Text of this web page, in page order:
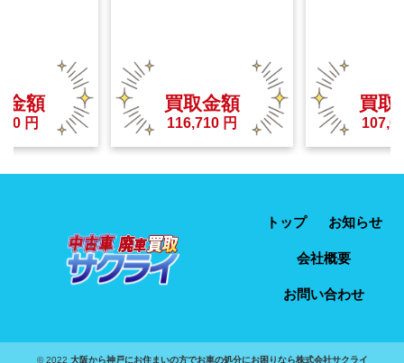
金額
円
買取金額
116,710 円
買取
トップ お知らせ
会社概要
お問い合わせ
© 2022 大阪から神戸にお住まいの方でお車の処分にお困りなら株式会社サクライ